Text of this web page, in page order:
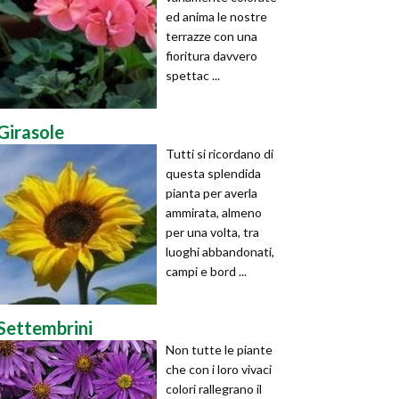
ed anima le nostre
terrazze con una
fioritura davvero
spettac ...
Tutti si ricordano di
questa splendida
pianta per averla
ammirata, almeno
per una volta, tra
luoghi abbandonati,
campi e bord ...
Non tutte le piante
che con i loro vivaci
colori rallegrano il